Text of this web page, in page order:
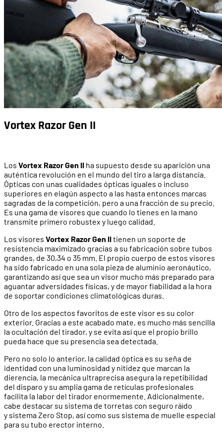
Vortex Razor Gen II
Los Vortex Razor Gen II ha supuesto desde su aparición una
auténtica revolución en el mundo del tiro a larga distancia.
Ópticas con unas cualidades ópticas iguales o incluso
superiores en elagún aspecto a las hasta entonces marcas
sagradas de la competición, pero a una fracción de su precio.
Es una gama de visores que cuando lo tienes en la mano
transmite primero robustex y luego calidad.
Los visores Vortex Razor Gen IItienen un soporte de
resistencia maximizado gracias a su fabricación sobre tubos
grandes, de 30,34 o 35 mm. El propio cuerpo de estos visores
ha sido fabricado en una sola pieza de aluminio aeronáutico,
garantizando así que sea un visor mucho más preparado para
aguantar adversidades físicas, y de mayor fiabilidad a la hora
de soportar condiciones climatológicas duras.
Otro de los aspectos favoritos de este visor es su color
exterior. Gracias a este acabado mate, es mucho más sencilla
la ocultación del tirador, y se evita así que el propio brillo
pueda hace que su presencia sea detectada.
Pero no solo lo anterior, la calidad óptica es su seña de
identidad con una luminosidad y nitidez que marcan la
dierencia, la mecánica ultraprecisa asegura la repetibilidad
del disparo y su amplia gama de retículas profesionales
facilita la labor del tirador enormemente. Adicionalmente,
cabe destacar su sistema de torretas con seguro ráìdo
y sistema Zero Stop, así como sus sistema de muelle especial
para su tubo erector interno.